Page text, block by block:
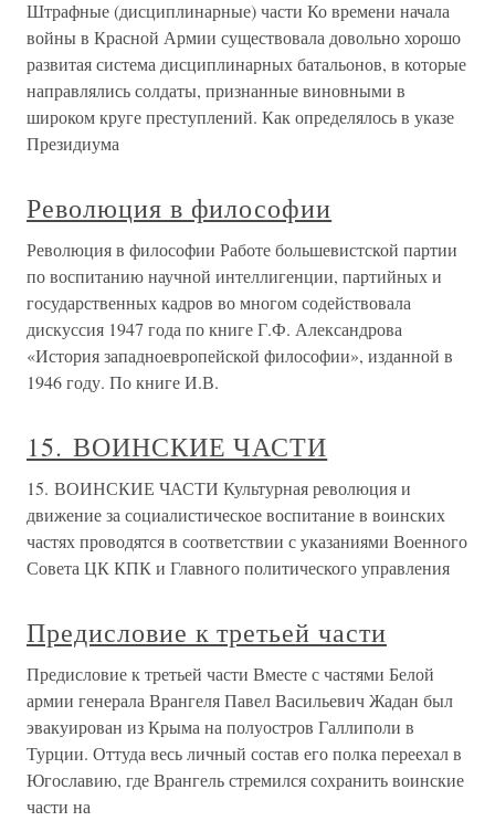
Штрафные (дисциплинарные) части Ко времени начала
войны в Красной Армии существовала довольно хорошо
развитая система дисциплинарных батальонов, в которые
направлялись солдаты, признанные виновными в
широком круге преступлений. Как определялось в указе
Президиума
Революция в философии
Революция в философии Работе большевистской партии
по воспитанию научной интеллигенции, партийных и
государственных кадров во многом содействовала
дискуссия 1947 года по книге Г.Ф. Александрова
«История западноевропейской философии», изданной в
1946 году. По книге И.В.
15. ВОИНСКИЕ ЧАСТИ
15. ВОИНСКИЕ ЧАСТИ Культурная революция и
движение за социалистическое воспитание в воинских
частях проводятся в соответствии с указаниями Военного
Совета ЦК КПК и Главного политического управления
Предисловие к третьей части
Предисловие к третьей части Вместе с частями Белой
армии генерала Врангеля Павел Васильевич Жадан был
эвакуирован из Крыма на полуостров Галлиполи в
Турции. Оттуда весь личный состав его полка переехал в
Югославию, где Врангель стремился сохранить воинские
части на